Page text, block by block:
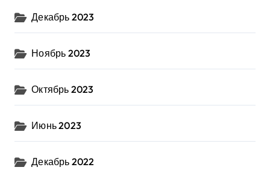
Декабрь 2023
Ноябрь 2023
Октябрь 2023
Июнь 2023
Декабрь 2022